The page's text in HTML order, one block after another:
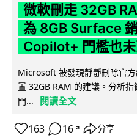
微軟刪走 32GB
為 8GB Surface
Copilot+ 門檻也未
Microsoft 被發現靜靜刪除官
置 32GB RAM 的建議。分析
門...
閱讀全文
163 16 ↗ 分享